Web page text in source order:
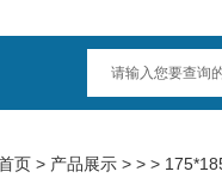
页 > 产品展示 > > > 175*185*150